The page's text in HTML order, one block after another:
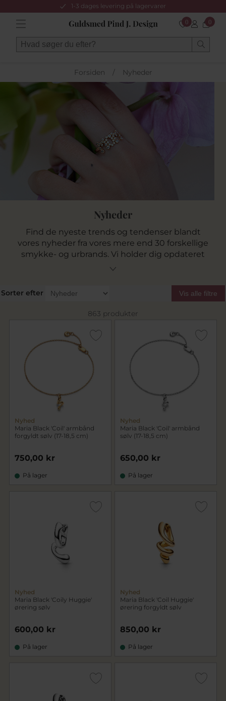
1-3 dages levering på lagervarer
0 0
Forsiden / Nyheder
Nyheder
Find de nyeste trends og tendenser blandt
vores nyheder fra vores mere end 30 forskellige
smykke- og urbrands. Vi holder dig opdateret
lige her og hjælper dig med at være den første
Sorter efter Vis alle filtre
863 produkter
Nyhed
Maria Black 'Coil' armbånd
forgyldt sølv (17-18,5 cm)
750,00 kr
På lager
Nyhed
Maria Black 'Coil' armbånd
sølv (17-18,5 cm)
650,00 kr
På lager
Nyhed
Maria Black 'Coily Huggie'
ørering sølv
600,00 kr
På lager
Nyhed
Maria Black 'Coil Huggie'
ørering forgyldt sølv
850,00 kr
På lager